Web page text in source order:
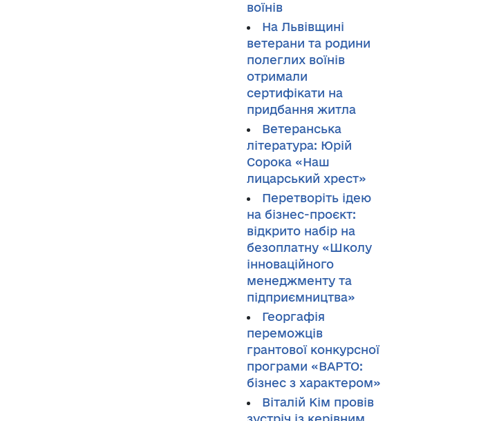
воїнів
На Львівщині
ветерани та родини
полеглих воїнів
отримали
сертифікати на
придбання житла
Ветеранська
література: Юрій
Сорока «Наш
лицарський хрест»
Перетворіть ідею
на бізнес-проєкт:
відкрито набір на
безоплатну «Школу
інноваційного
менеджменту та
підприємництва»
Георгафія
переможців
грантової конкурсної
програми «ВАРТО:
бізнес з характером»
Віталій Кім провів